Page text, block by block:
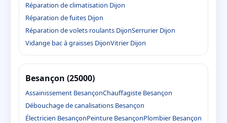
Réparation de climatisation Dijon
Réparation de fuites Dijon
Réparation de volets roulants DijonSerrurier Dijon
Vidange bac à graisses DijonVitrier Dijon
Besançon (25000)
Assainissement BesançonChauffagiste Besançon
Débouchage de canalisations Besançon
Électricien BesançonPeinture BesançonPlombier Besançon